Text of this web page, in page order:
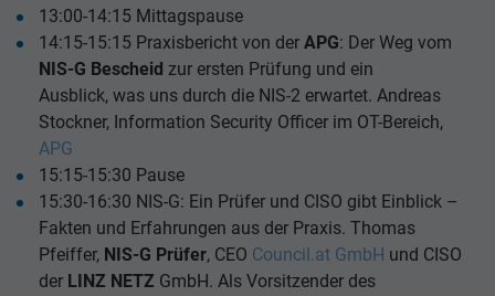
13:00-14:15 Mittagspause
14:15-15:15 Praxisbericht von der APG: Der Weg vom
NIS-G Bescheid zur ersten Prüfung und ein
Ausblick, was uns durch die NIS-2 erwartet. Andreas
Stockner, Information Security Officer im OT-Bereich,
APG
15:15-15:30 Pause
15:30-16:30 NIS-G: Ein Prüfer und CISO gibt Einblick –
Fakten und Erfahrungen aus der Praxis. Thomas
Pfeiffer, NIS-G Prüfer, CEO Council.at GmbH und CISO
der LINZ NETZ GmbH. Als Vorsitzender des